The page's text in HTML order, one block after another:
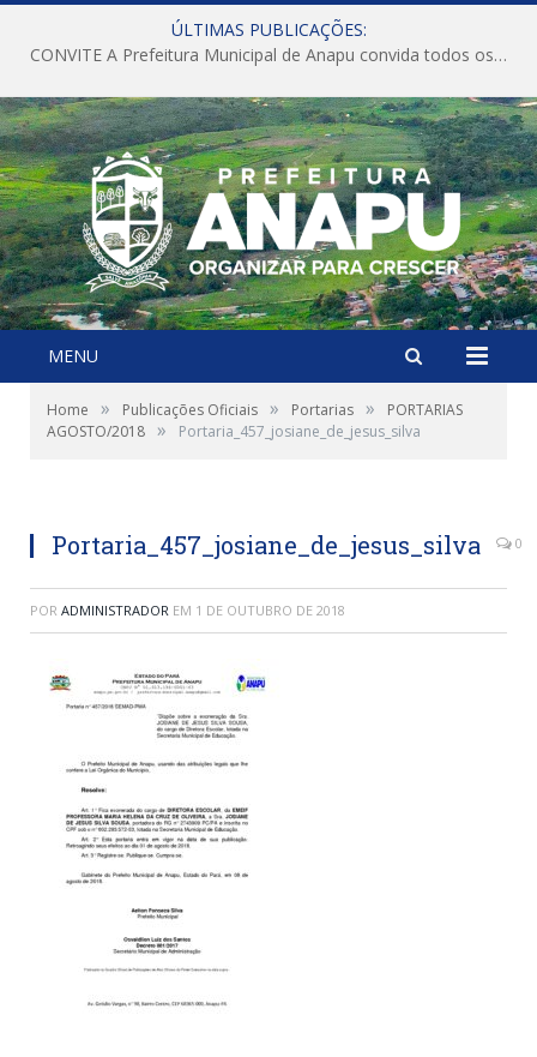
ÚLTIMAS PUBLICAÇÕES:
CONVITE A Prefeitura Municipal de Anapu convida todos os servidores públicos municipais para participarem da Audiência Pública de discussão da Lei de Diretrizes Orçamentárias (LDO), importante instrumento de planejamento das ações e investimentos da Administração Pública para o próximo exercício financeiro.
MENU
Home » Publicações Oficiais » Portarias »
PORTARIAS
AGOSTO/2018 » Portaria_457_josiane_de_jesus_silva
Portaria_457_josiane_de_jesus_silva 0
POR ADMINISTRADOR EM 1 DE OUTUBRO DE 2018